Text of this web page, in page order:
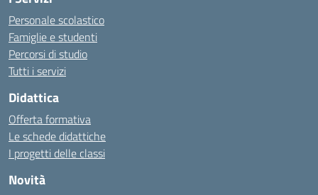
Personale scolastico
Famiglie e studenti
Percorsi di studio
Tutti i servizi
Didattica
Offerta formativa
Le schede didattiche
I progetti delle classi
Novità